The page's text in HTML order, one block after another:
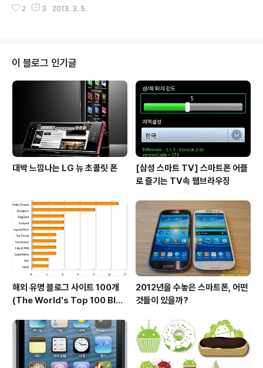
공법으로 제조된 맥북 에어와 비교할 수도 있지만 ..
터블 형태의 윈도우8 울트라북이 나와 있기 때문에 기존의
플레이 지난 포스팅에서도 얘기했듯이 아스파이어 S7-19
1은 11.6인치 풀HD 디스플레이를 가지고 있습니다. 때문
에 고해상도 영상을 보기에 매우 적합하죠. S7-191에 풀H
D 영화를 다운받아 시청해 봤는데 정말 좋더군요. 화면 크
기는 작지만 풀HD의 깨끗하고 선명한 영상은 영화를 좋아
2 3 2013. 3. 5.
이 블로그 인기글
대박 느낌나는 LG 뉴 초콜릿 폰
[삼성 스마트 TV] 스마트폰 어플
로 즐기는 TV속 웹브라우징
해외 유명 블로그 사이트 100개
(The World's Top 100 Blog
2012년을 수놓은 스마트폰, 어떤
것들이 있을까?